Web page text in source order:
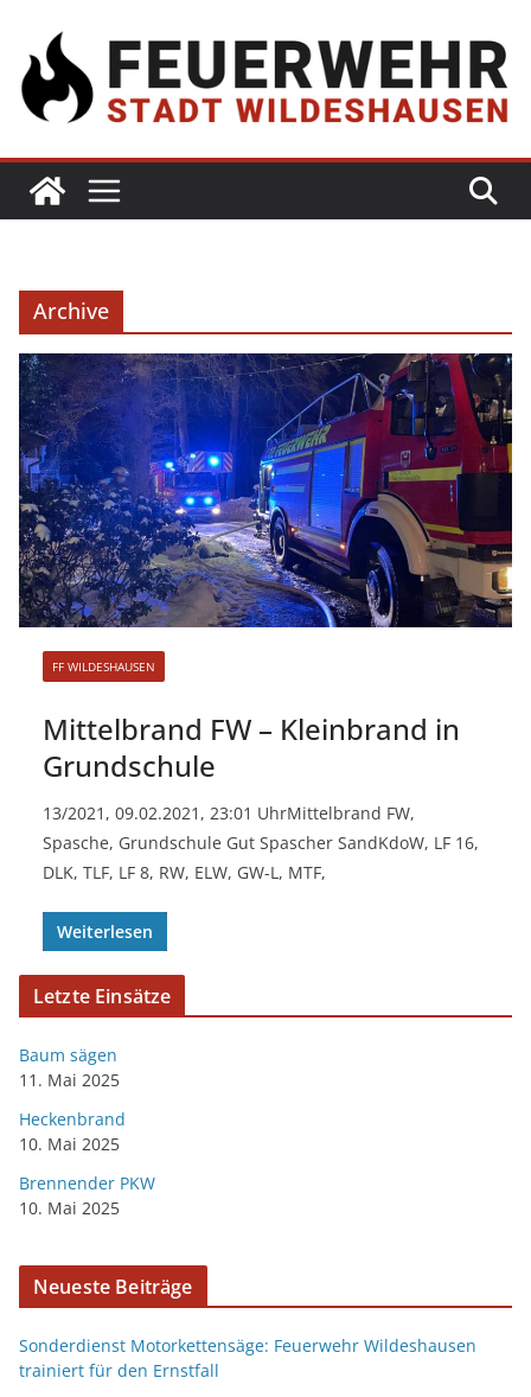
Archive
FF WILDESHAUSEN
Mittelbrand FW – Kleinbrand in
Grundschule
13/2021, 09.02.2021, 23:01 UhrMittelbrand FW,
Spasche, Grundschule Gut Spascher SandKdoW, LF 16,
DLK, TLF, LF 8, RW, ELW, GW-L, MTF,
Weiterlesen
Letzte Einsätze
Baum sägen
11. Mai 2025
Heckenbrand
10. Mai 2025
Brennender PKW
10. Mai 2025
Neueste Beiträge
Sonderdienst Motorkettensäge: Feuerwehr Wildeshausen
trainiert für den Ernstfall